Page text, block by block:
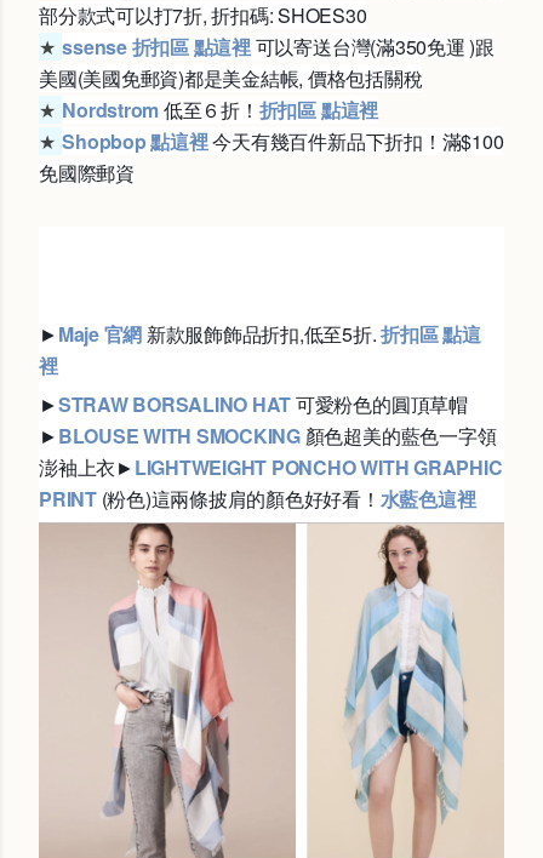
部分款式可以打7折,折扣碼: SHOES30
★ssense折扣區 點這裡可以寄送台灣(滿350免運 )跟
美國(美國免郵資)都是美金結帳, 價格包括關稅
★ Nordstrom低至６折！ 折扣區 點這裡
★Shopbop 點這裡今天有幾百件新品下折扣！滿$100
免國際郵資
►Maje 官網 新款服飾飾品折扣,低至5折.折扣區 點這
裡
►STRAW BORSALINO HAT可愛粉色的圓頂草帽
►BLOUSE WITH SMOCKING顏色超美的藍色一字領
澎袖上衣►LIGHTWEIGHT PONCHO WITH GRAPHIC
PRINT (粉色)這兩條披肩的顏色好好看！ 水藍色這裡